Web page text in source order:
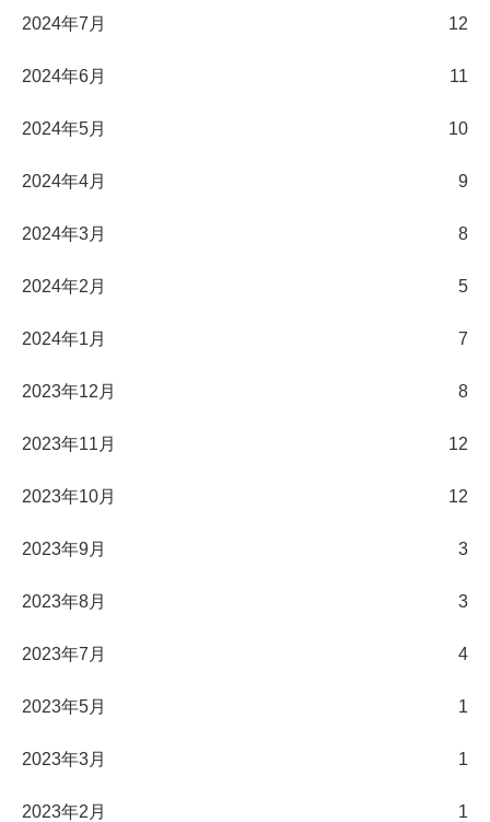
2024年7月 12
2024年6月 11
2024年5月 10
2024年4月 9
2024年3月 8
2024年2月 5
2024年1月 7
2023年12月 8
2023年11月 12
2023年10月 12
2023年9月 3
2023年8月 3
2023年7月 4
2023年5月 1
2023年3月 1
2023年2月 1